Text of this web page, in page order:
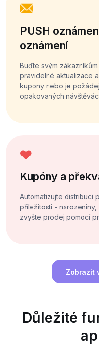
PUSH
oznámení
Buďte svým
pravidelné aktualizace
kupony nebo je
opakovaných
Kupóny a
Automatizujte distribuci
příležitosti - narozeniny,
zvyšte prodej pomocí
Zobrazit
Důležité